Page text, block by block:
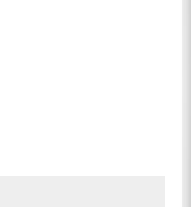
Milano, che si
nerazzurra. Al
ad